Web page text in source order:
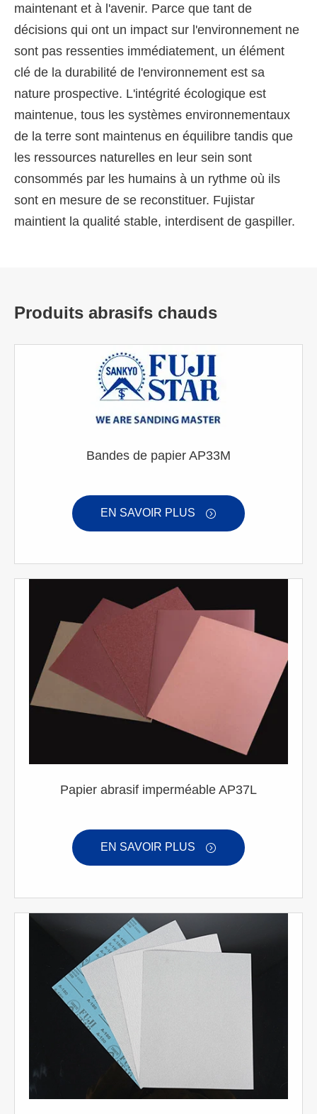
maintenant et à l'avenir. Parce que tant de
décisions qui ont un impact sur l'environnement ne
sont pas ressenties immédiatement, un élément
clé de la durabilité de l'environnement est sa
nature prospective. L'intégrité écologique est
maintenue, tous les systèmes environnementaux
de la terre sont maintenus en équilibre tandis que
les ressources naturelles en leur sein sont
consommés par les humains à un rythme où ils
sont en mesure de se reconstituer. Fujistar
maintient la qualité stable, interdisent de gaspiller.
Produits abrasifs chauds
Bandes de papier AP33M
EN SAVOIR PLUS 
Papier abrasif imperméable AP37L
EN SAVOIR PLUS 